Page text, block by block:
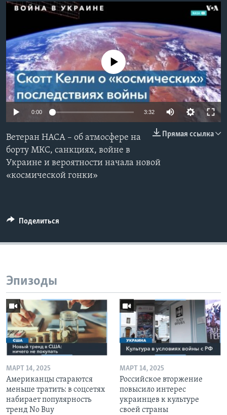
Learning English
СОЦИАЛЬНЫЕ СЕТИ
Языки
No media source currently available
0:00 3:32
Прямая ссылка
Ветеран НАСА – об атмосфере на
борту МКС, санкциях, войне в
Украине и вероятности начала новой
«космической гонки»
Поделиться
Эпизоды
МАРТ 14, 2025
Американцы стараются
меньше тратить: в соцсетях
набирает популярность
тренд No Buy
МАРТ 14, 2025
Российское вторжение
повысило интерес
украинцев к культуре
своей страны